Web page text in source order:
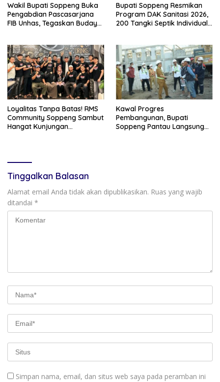
Wakil Bupati Soppeng Buka
Pengabdian Pascasarjana
FIB Unhas, Tegaskan Budaya
Bupati Soppeng Resmikan
Program DAK Sanitasi 2026,
200 Tangki Septik Individual
Loyalitas Tanpa Batas! RMS
Community Soppeng Sambut
Hangat Kunjungan
Kawal Progres
Pembangunan, Bupati
Soppeng Pantau Langsung
Tinggalkan Balasan
Alamat email Anda tidak akan dipublikasikan. Ruas yang wajib
ditandai *
Simpan nama, email, dan situs web saya pada peramban ini